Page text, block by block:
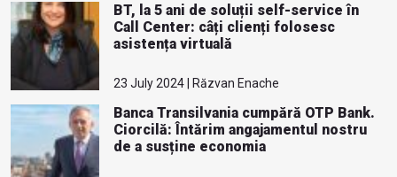
BT, la 5 ani de soluții self-service în
Call Center: câți clienți folosesc
asistența virtuală
23 July 2024 | Răzvan Enache
Banca Transilvania cumpără OTP Bank.
Ciorcilă: Întărim angajamentul nostru
de a susține economia